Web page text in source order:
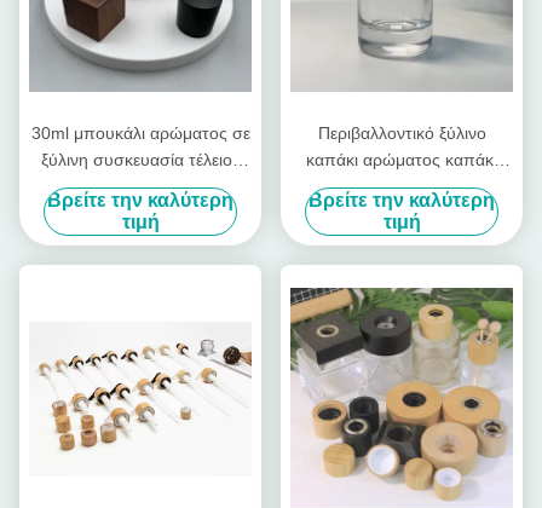
30ml μπουκάλι αρώματος σε
ξύλινη συσκευασία τέλειος
συνδυασμός στυλ και
λειτουργίας
Βρείτε την καλύτερη
τιμή
Περιβαλλοντικό ξύλινο
καπάκι αρώματος καπάκι
αρώματος καπάκι αρώματος
Βρείτε την καλύτερη
τιμή